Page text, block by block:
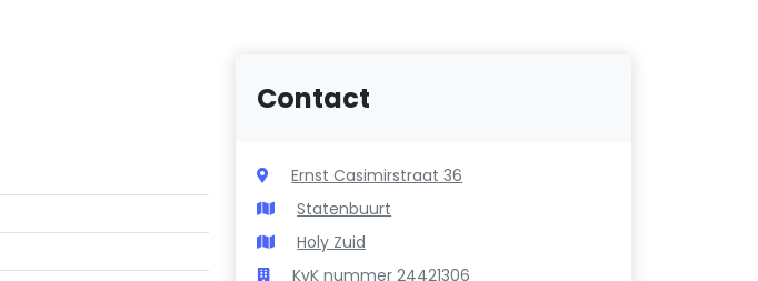
Contact
Ernst Casimirstraat 36
Statenbuurt
Holy Zuid
KvK nummer 24421306